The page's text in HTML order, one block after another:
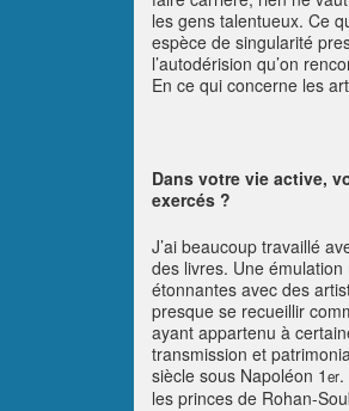
les gens talentueux. Ce
espèce de singularité
l’autodérision qu’on
En ce qui concerne les
Dans votre vie active,
exercés ?
J’ai beaucoup travaillé
des livres. Une
étonnantes avec des
presque se recueillir
ayant appartenu à
transmission et
siècle sous Napoléon 1er
les princes de Rohan-